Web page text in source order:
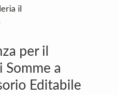
il
per il
Somme a
Editabile